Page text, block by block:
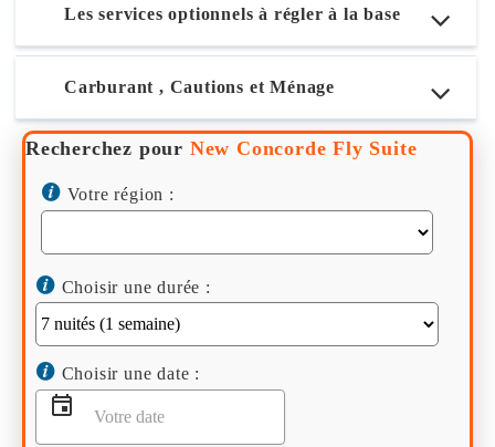
Les services optionnels à régler à la base
Carburant , Cautions et Ménage
Recherchez pour New Concorde Fly Suite
Votre région :
Choisir une durée :
Choisir une date :